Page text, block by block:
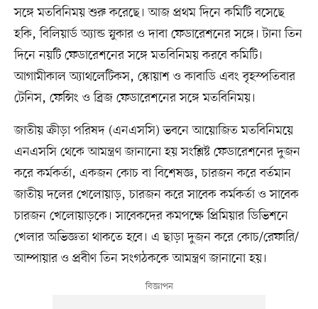
সঙ্গে মতবিনিময় শুরু করেছে। আজ প্রথম দিনে কমিটি বসেছে
হকি, বিলিয়ার্ড অ্যান্ড স্নুকার ও দাবা ফেডারেশনের সঙ্গে। টানা তিন
দিনে নয়টি ফেডারেশনের সঙ্গে মতবিনিময় করবে কমিটি।
আগামীকাল অ্যাথলেটিকস, স্কোয়াশ ও কাবাডি এবং বৃহস্পতিবার
টেনিস, ফেন্সিং ও ব্রিজ ফেডারেশনের সঙ্গে মতবিনিময়।
জাতীয় ক্রীড়া পরিষদ (এনএসসি) ভবনে আয়োজিত মতবিনিময়ে
এনএসসি থেকে আমন্ত্রণ জানানো হয় সংশ্লিষ্ট ফেডারেশনের দুজন
করে কর্মকর্তা, একজন কোচ বা বিশেষজ্ঞ, চারজন করে বর্তমান
জাতীয় দলের খেলোয়াড়, চারজন করে সাবেক কর্মকর্তা ও সাবেক
চারজন খেলোয়াড়কে। সাবেকদের কমপক্ষে প্রিমিয়ার ডিভিশনে
খেলার অভিজ্ঞতা থাকতে হবে। এ ছাড়া দুজন করে কোচ/রেফারি/
আম্পায়ার ও প্রবীণ তিন সংগঠককে আমন্ত্রণ জানানো হয়।